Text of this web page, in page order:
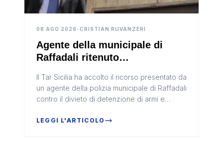
08 AGO 2026 •CRISTIAN RUVANZERI
Agente della municipale di
Raffadali ritenuto
divieto di detenzione armi
Il Tar Sicilia ha accolto il ricorso presentato da
un agente della polizia municipale di Raffadali
contro il divieto di detenzione di armi e
LEGGI L'ARTICOLO